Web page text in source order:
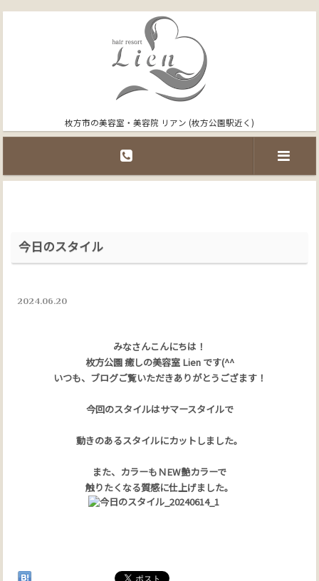
枚方市の美容室・美容院 リアン (枚方公園駅近く)
今日のスタイル
2024.06.20
みなさんこんにちは！
枚方公園 癒しの美容室 Lien です(^^
いつも、ブログご覧いただきありがとうござます！
今回のスタイルはサマースタイルで
動きのあるスタイルにカットしました。
また、カラーもＮEW艶カラーで
触りたくなる質感に仕上げました。